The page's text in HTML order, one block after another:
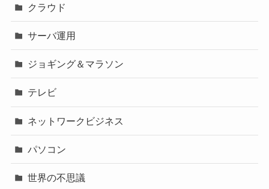
クラウド
サーバ運用
ジョギング＆マラソン
テレビ
ネットワークビジネス
パソコン
世界の不思議